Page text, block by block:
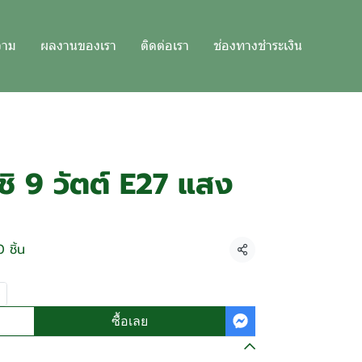
ม ผลงานของเรา ติดต่อเรา ช่องทางชำระเงิน
9 วัตต์ E27 แสง
ชิ้น แชร์
ซื้อเลย